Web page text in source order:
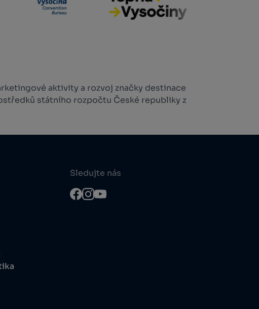
aktivity a rozvoj značky destinace
státního rozpočtu České republiky z
Sledujte nás